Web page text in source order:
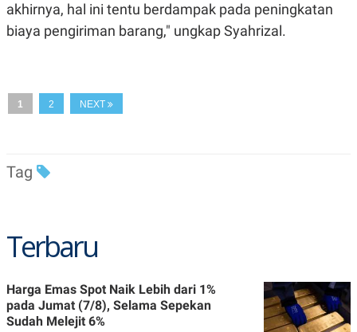
G
A
N
T
A
R
A
E
N
AV
E
S
I
N
K
G
M
akhirnya, hal ini tentu berdampak pada peningkatan
biaya pengiriman barang," ungkap Syahrizal.
1 2 NEXT
Tag
Terbaru
Harga Emas Spot Naik Lebih dari 1%
pada Jumat (7/8), Selama Sepekan
Sudah Melejit 6%